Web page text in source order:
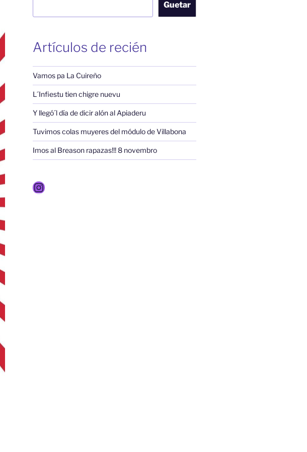
Guetar
Artículos de recién
Vamos pa La Cuireño
L´Infiestu tien chigre nuevu
Y llegó´l día de dicir alón al Apiaderu
Tuvimos colas muyeres del módulo de Villabona
Imos al Breason rapazas!!! 8 novembro
Instagram